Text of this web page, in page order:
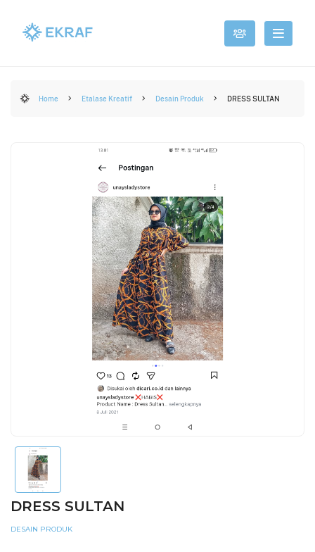
Home Etalase Kreatif Desain Produk DRESS SULTAN
DRESS SULTAN
DESAIN PRODUK